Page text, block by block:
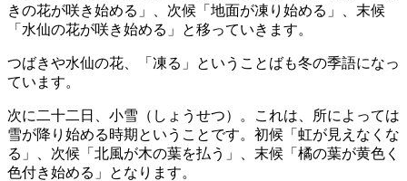
きの花が咲き始める」、次候「地面が凍り始める」、末候
「水仙の花が咲き始める」と移っていきます。
つばきや水仙の花、「凍る」ということばも冬の季語になっ
ています。
次に二十二日、小雪（しょうせつ）。これは、所によっては
雪が降り始める時期ということです。初候「虹が見えなくな
る」、次候「北風が木の葉を払う」、末候「橘の葉が黄色く
色付き始める」となります。